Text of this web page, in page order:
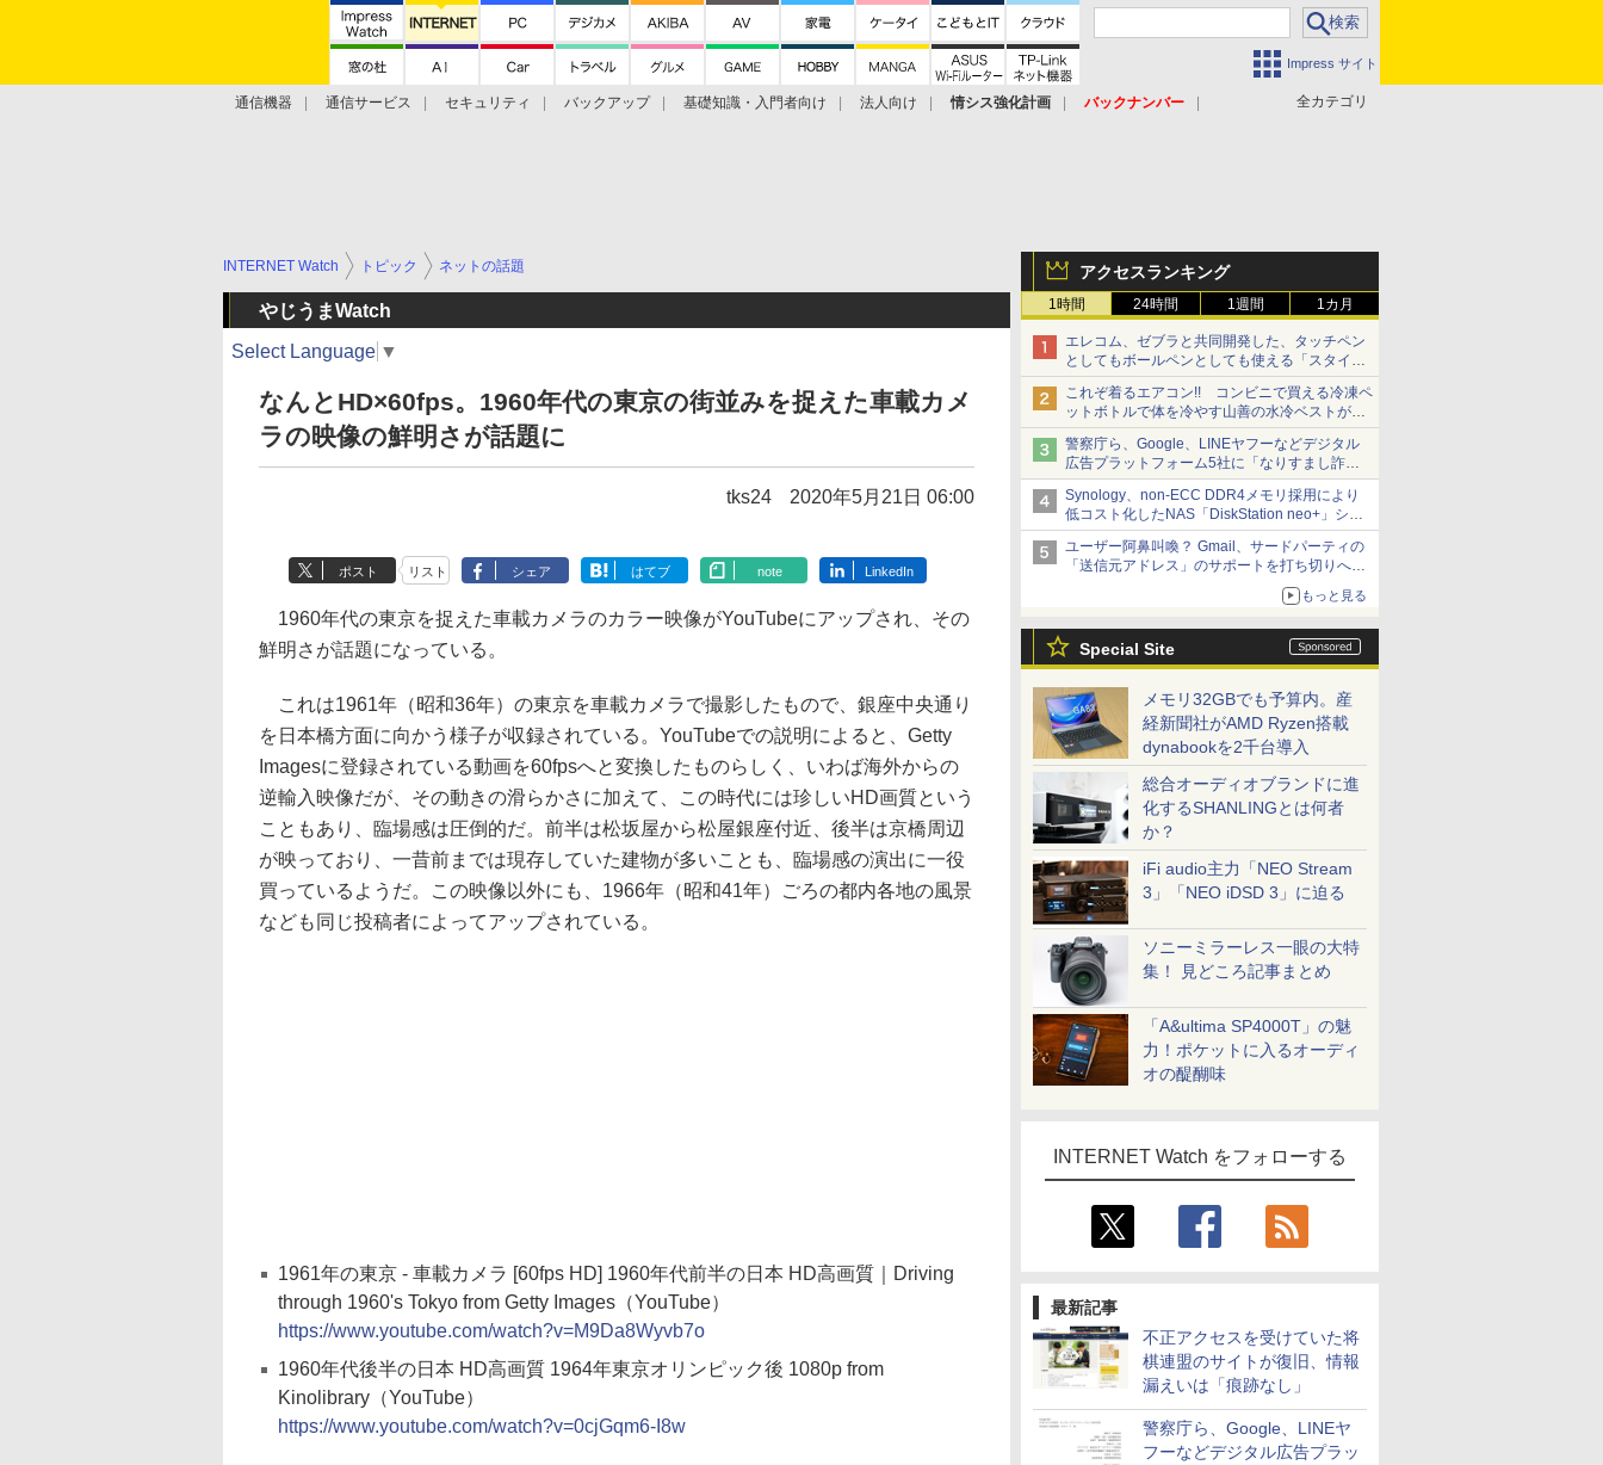
Impress サイト
全カテゴリ
通信機器 通信サービス セキュリティ バックアップ 基礎知識・入門者向け 法人向け 情シス強化計画
バックナンバー
アクセスランキング
1時間 24時間 1週間 1カ月
エレコム、ゼブラと共同開発した、タッチペン
としてもボールペンとしても使える「スタイラ
スツーウェイ」発売 iPadにも紙にも、持ち替
えずに書き込める
これぞ着るエアコン!! コンビニで買える冷凍ペ
ットボトルで体を冷やす山善の水冷ベストがロ
ードバイクにちょうどいい【ぼっち・ざ・ろー
ど！その14】【空いた時間でなにしてる？】
警察庁ら、Google、LINEヤフーなどデジタル
広告プラットフォーム5社に「なりすまし詐欺
広告」対策強化を要請 著名人の写真や映像を
使った投資詐欺などへの対策として
Synology、non-ECC DDR4メモリ採用により
低コスト化したNAS「DiskStation neo+」シリ
ーズ 予算を抑えて導入でき、ECCメモリへの
アップグレードも可能
ユーザー阿鼻叫喚？ Gmail、サードパーティの
「送信元アドレス」のサポートを打ち切りへ
もっと見る
Special Site
メモリ32GBでも予算内。産
経新聞社がAMD Ryzen搭載
dynabookを2千台導入
総合オーディオブランドに進
化するSHANLINGとは何者
か？
iFi audio主力「NEO Stream
3」「NEO iDSD 3」に迫る
ソニーミラーレス一眼の大特
集！ 見どころ記事まとめ
「A&ultima SP4000T」の魅
力！ポケットに入るオーディ
オの醍醐味
INTERNET Watch をフォローする
最新記事
不正アクセスを受けていた将
棋連盟のサイトが復旧、情報
漏えいは「痕跡なし」
警察庁ら、Google、LINEヤ
フーなどデジタル広告プラッ
INTERNET Watch トピック ネットの話題
やじうまWatch
Select Language ▼
なんとHD×60fps。1960年代の東京の街並みを捉えた車載カメ
ラの映像の鮮明さが話題に
tks24 2020年5月21日 06:00
ポスト リスト シェア はてブ note LinkedIn
1960年代の東京を捉えた車載カメラのカラー映像がYouTubeにアップされ、その
鮮明さが話題になっている。
これは1961年（昭和36年）の東京を車載カメラで撮影したもので、銀座中央通り
を日本橋方面に向かう様子が収録されている。YouTubeでの説明によると、Getty
Imagesに登録されている動画を60fpsへと変換したものらしく、いわば海外からの
逆輸入映像だが、その動きの滑らかさに加えて、この時代には珍しいHD画質という
こともあり、臨場感は圧倒的だ。前半は松坂屋から松屋銀座付近、後半は京橋周辺
が映っており、一昔前までは現存していた建物が多いことも、臨場感の演出に一役
買っているようだ。この映像以外にも、1966年（昭和41年）ごろの都内各地の風景
なども同じ投稿者によってアップされている。
1961年の東京 - 車載カメラ [60fps HD] 1960年代前半の日本 HD高画質｜Driving
through 1960's Tokyo from Getty Images（YouTube）
https://www.youtube.com/watch?v=M9Da8Wyvb7o
1960年代後半の日本 HD高画質 1964年東京オリンピック後 1080p from
Kinolibrary（YouTube）
https://www.youtube.com/watch?v=0cjGqm6-I8w